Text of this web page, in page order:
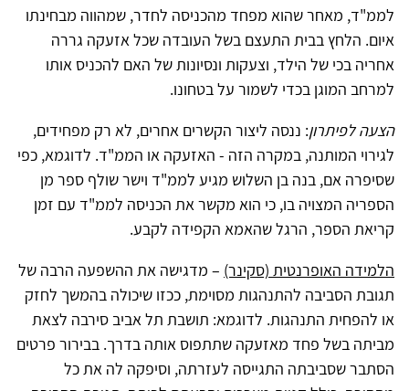
לממ"ד, מאחר שהוא מפחד מהכניסה לחדר, שמהווה מבחינתו
איום. הלחץ בבית התעצם בשל העובדה שכל אזעקה גררה
אחריה בכי של הילד, וצעקות ונסיונות של האם להכניס אותו
למרחב המוגן בכדי לשמור על בטחונו.
הצעה לפיתרון: ננסה ליצור הקשרים אחרים, לא רק מפחידים,
לגירוי המותנה, במקרה הזה - האזעקה או הממ"ד. לדוגמא, כפי
שסיפרה אם, בנה בן השלוש מגיע לממ"ד וישר שולף ספר מן
הספריה המצויה בו, כי הוא מקשר את הכניסה לממ"ד עם זמן
קריאת הספר, הרגל שהאמא הקפידה לקבע.
הלמידה האופרנטית (סקינר) – מדגישה את ההשפעה הרבה של
תגובת הסביבה להתנהגות מסוימת, ככזו שיכולה בהמשך לחזק
או להפחית התנהגות. לדוגמא: תושבת תל אביב סירבה לצאת
מביתה בשל פחד מאזעקה שתתפוס אותה בדרך. בבירור פרטים
הסתבר שסביבתה התגייסה לעזרתה, וסיפקה לה את כל